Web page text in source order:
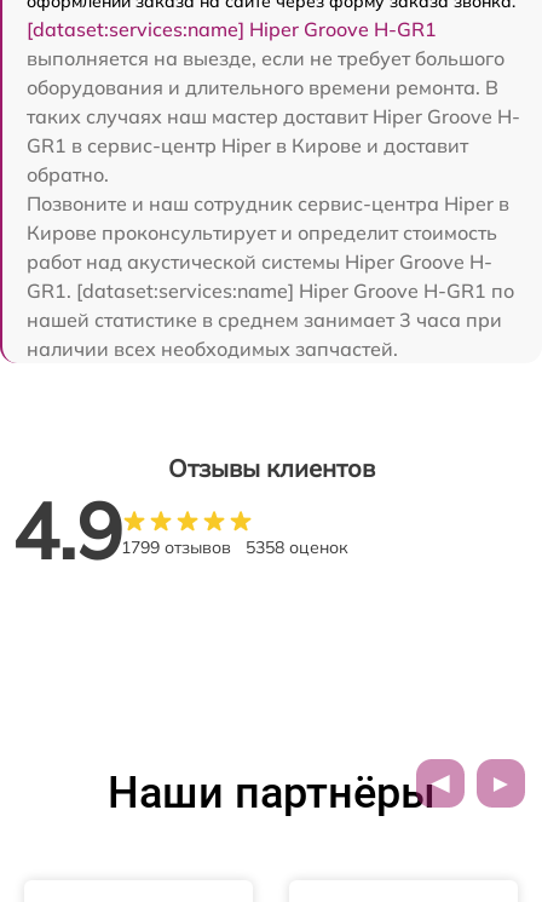
[dataset:services:name] Hiper Groove H-GR1
выполняется на выезде, если не требует большого
оборудования и длительного времени ремонта. В
таких случаях наш мастер доставит Hiper Groove H-
GR1 в сервис-центр Hiper в Кирове и доставит
обратно.
Позвоните и наш сотрудник сервис-центра Hiper в
Кирове проконсультирует и определит стоимость
работ над акустической системы Hiper Groove H-
GR1. [dataset:services:name] Hiper Groove H-GR1 по
нашей статистике в среднем занимает 3 часа при
наличии всех необходимых запчастей.
Отзывы клиентов
4.91799 отзывов 5358 оценок
Наши партнёры